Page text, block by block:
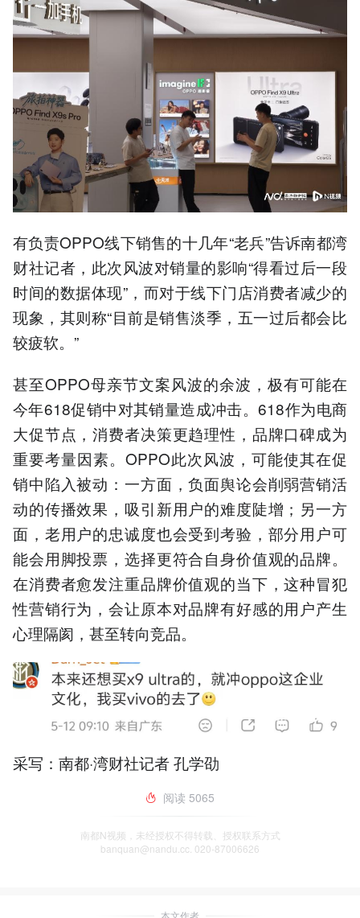
有负责OPPO线下销售的十几年“老兵”告诉南都湾
财社记者，此次风波对销量的影响“得看过后一段
时间的数据体现”，而对于线下门店消费者减少的
现象，其则称“目前是销售淡季，五一过后都会比
较疲软。”
甚至OPPO母亲节文案风波的余波，极有可能在
今年618促销中对其销量造成冲击。618作为电商
大促节点，消费者决策更趋理性，品牌口碑成为
重要考量因素。OPPO此次风波，可能使其在促
销中陷入被动：一方面，负面舆论会削弱营销活
动的传播效果，吸引新用户的难度陡增；另一方
面，老用户的忠诚度也会受到考验，部分用户可
能会用脚投票，选择更符合自身价值观的品牌。
在消费者愈发注重品牌价值观的当下，这种冒犯
性营销行为，会让原本对品牌有好感的用户产生
心理隔阂，甚至转向竞品。
采写：南都·湾财社记者 孔学劭
阅读 5065
南都N视频，未经授权不得转载、授权联系方式
banquan@nandu.cc. 020-87006626